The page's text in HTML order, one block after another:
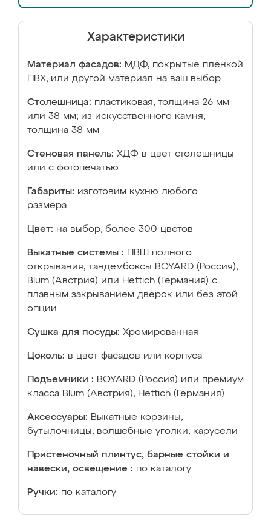
Характеристики
Материал фасадов: МДФ, покрытые плёнкой
ПВХ, или другой материал на ваш выбор
Столешница: пластиковая, толщина 26 мм
или 38 мм; из искусственного камня,
толщина 38 мм
Стеновая панель: ХДФ в цвет столешницы
или с фотопечатью
Габариты: изготовим кухню любого
размера
Цвет: на выбор, более 300 цветов
Выкатные системы :
ПВШ полного
открывания, тандембоксы BOYARD (Россия),
Blum (Австрия) или Hettich (Германия) с
плавным закрыванием дверок или без этой
опции
Сушка для посуды: Хромированная
Цоколь: в цвет фасадов или корпуса
Подъемники : BOYARD (Россия) или премиум
класса Blum (Австрия), Hettich (Германия)
Аксессуары: Выкатные корзины,
бутылочницы, волшебные уголки, карусели
Пристеночный плинтус, барные стойки и
навески, освещение : по каталогу
Ручки: по каталогу